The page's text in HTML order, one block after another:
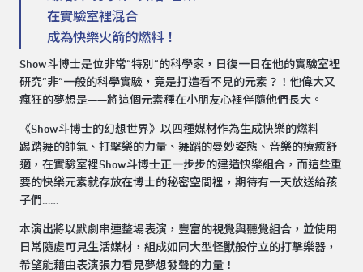
在實驗室裡混合
成為快樂火箭的燃料！
Show斗博士是位非常“特別”的科學家，日復一日在他的實驗室裡
研究“非”一般的科學實驗，竟是打造看不見的元素？！他偉大又
瘋狂的夢想是——將這個元素種在小朋友心裡伴隨他們長大。
《Show斗博士的幻想世界》以四種媒材作為生成快樂的燃料——
踢踏舞的帥氣、打擊樂的力量、舞蹈的曼妙姿態、音樂的療癒舒
適，在實驗室裡Show斗博士正一步步的建造快樂組合，而這些重
要的快樂元素就存放在博士的秘密空間裡，期待有一天放送給孩
子們……
本演出將以默劇串連整場表演，豐富的視覺與聽覺組合，並使用
日常隨處可見生活媒材，組成如同大型怪獸般佇立的打擊樂器，
希望能藉由表演張力看見夢想發聲的力量！